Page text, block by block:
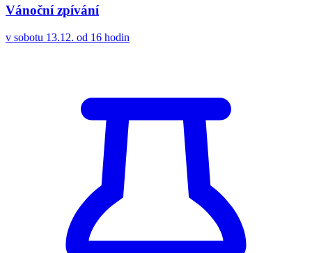
Vánoční zpívání
v sobotu 13.12. od 16 hodin